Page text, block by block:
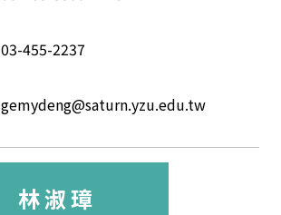
03-455-2237
gemydeng@saturn.yzu.edu.tw
林 淑 璋